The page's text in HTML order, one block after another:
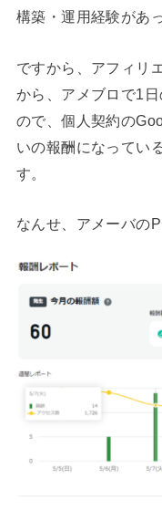
構築・運用経験があ
ですから、アフィリ
から、アメブロで1
ので、個人契約の
いの報酬になってい
す。
なんせ、アメーバの